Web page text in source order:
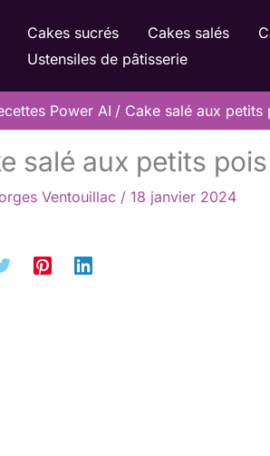
Cakes sucrés Cakes salés
Ustensiles de pâtisserie
Power AI Cake salé aux
salé aux petits
Ventouillac / 18 janvier 2024